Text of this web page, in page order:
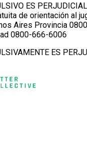
ES
de orientación al
Aires Provincia
0800-666-6006
ES